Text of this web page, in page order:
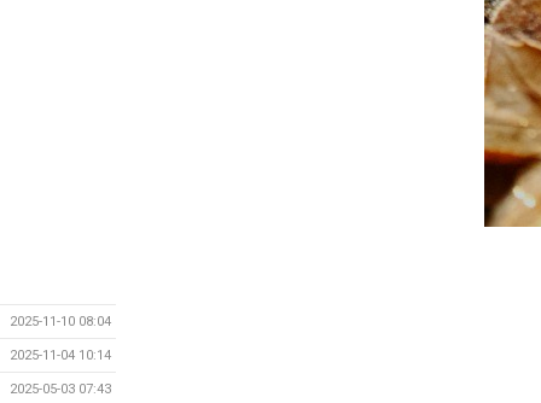
2025-11-10 08:04
2025-11-04 10:14
2025-05-03 07:43